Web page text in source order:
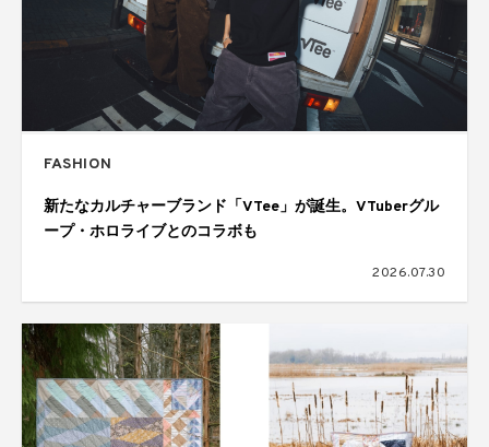
FASHION
新たなカルチャーブランド「VTee」が誕生。VTuberグル
ープ・ホロライブとのコラボも
2026.07.30